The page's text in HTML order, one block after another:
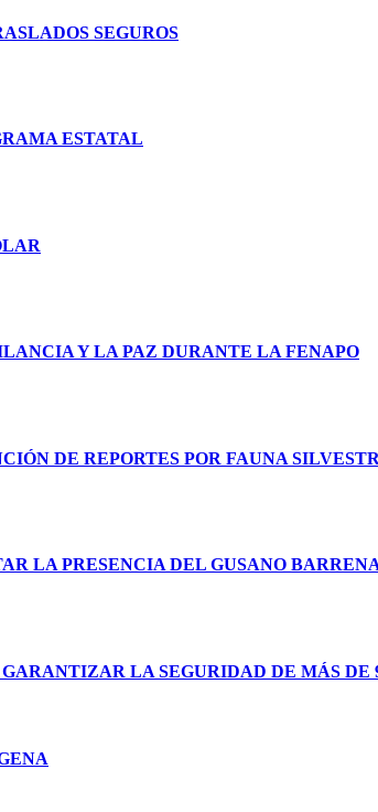
SEGUROS
ESTATAL
Y LA PAZ DURANTE LA FENAPO
DE REPORTES POR FAUNA
LA PRESENCIA DEL GUSANO
LA SEGURIDAD DE MÁS